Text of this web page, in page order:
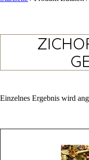
Einzelnes Ergebnis wird